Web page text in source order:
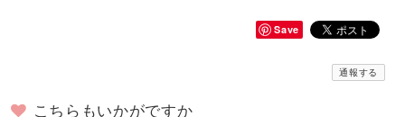
Save
通報する
こちらもいかがですか